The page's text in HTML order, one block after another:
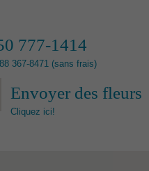
777-1414
367-8471 (sans frais)
Envoyer des fleurs
Cliquez ici!